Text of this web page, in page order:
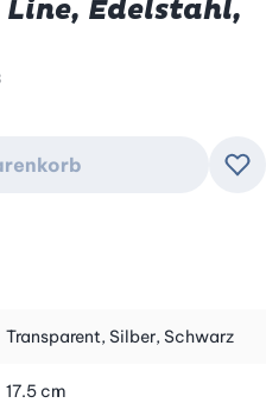
Edelstahl,
Transparent, Silber, Schwarz
17.5 cm